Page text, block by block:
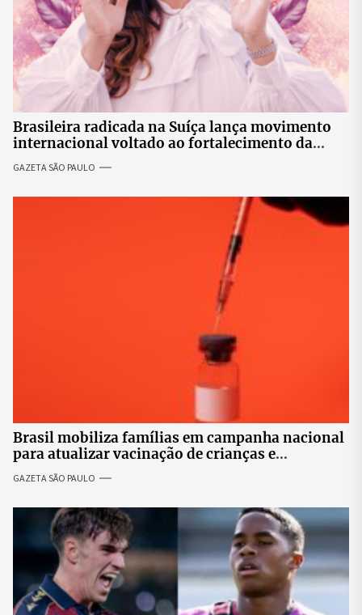
Brasileira radicada na Suíça lança movimento
internacional voltado ao fortalecimento da
identidade feminina
GAZETA SÃO PAULO
Brasil mobiliza famílias em campanha nacional
para atualizar vacinação de crianças e
adolescentes
GAZETA SÃO PAULO